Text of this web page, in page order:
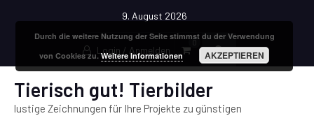
9. August 2026
Login / Anmelden
0
Tierisch gut! Tierbilder
lustige Zeichnungen für Ihre Projekte zu günstigen
Durch die weitere Nutzung der Seite stimmst du der Verwendung
von Cookies zu.Weitere Informationen AKZEPTIEREN